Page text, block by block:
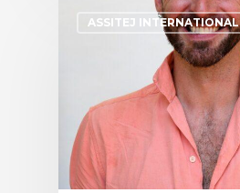
ASSITEJ INTERNATIONAL